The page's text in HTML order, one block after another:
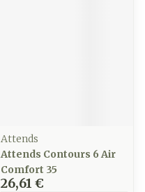
Attends
Attends Contours 6 Air
Comfort 35
26,61 €